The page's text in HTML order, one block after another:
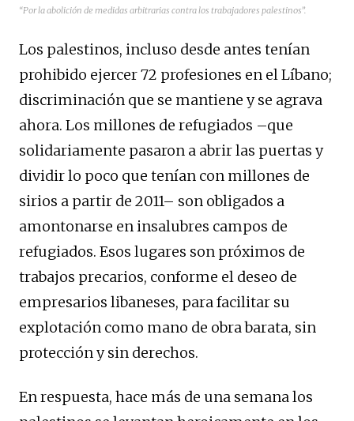
“Por la abolición de medidas arbitrarias contra los trabajadores palestinos”.
Los palestinos, incluso desde antes tenían
prohibido ejercer 72 profesiones en el Líbano;
discriminación que se mantiene y se agrava
ahora. Los millones de refugiados –que
solidariamente pasaron a abrir las puertas y
dividir lo poco que tenían con millones de
sirios a partir de 2011– son obligados a
amontonarse en insalubres campos de
refugiados. Esos lugares son próximos de
trabajos precarios, conforme el deseo de
empresarios libaneses, para facilitar su
explotación como mano de obra barata, sin
protección y sin derechos.
En respuesta, hace más de una semana los